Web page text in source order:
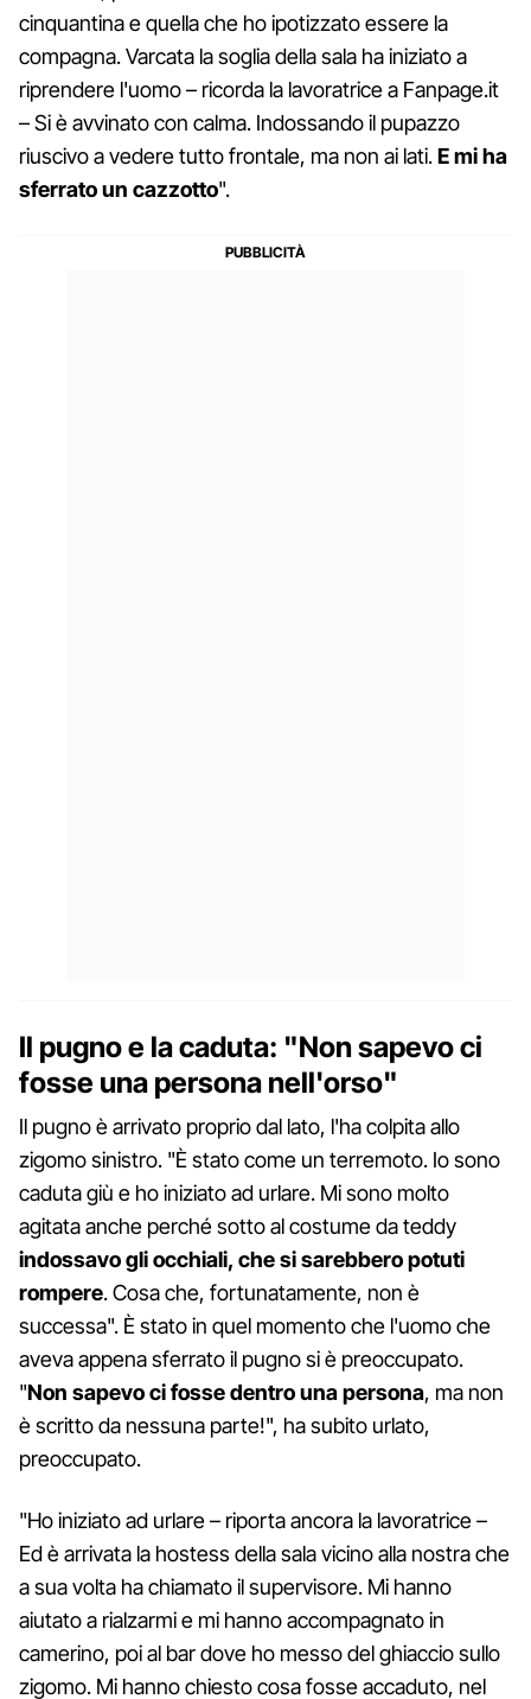
cinquantina e quella che ho ipotizzato essere la
compagna. Varcata la soglia della sala ha iniziato a
riprendere l'uomo – ricorda la lavoratrice a Fanpage.it
– Si è avvinato con calma. Indossando il pupazzo
riuscivo a vedere tutto frontale, ma non ai lati.E mi ha
sferrato un cazzotto".
Il pugno e la caduta: "Non sapevo ci
fosse una persona nell'orso"
Il pugno è arrivato proprio dal lato, l'ha colpita allo
zigomo sinistro. "È stato come un terremoto. Io sono
caduta giù e ho iniziato ad urlare. Mi sono molto
agitata anche perché sotto al costume da teddy
indossavo gli occhiali, che si sarebbero potuti
rompere. Cosa che, fortunatamente, non è
successa". È stato in quel momento che l'uomo che
aveva appena sferrato il pugno si è preoccupato.
"Non sapevo ci fosse dentro una persona, ma non
è scritto da nessuna parte!", ha subito urlato,
preoccupato.
"Ho iniziato ad urlare – riporta ancora la lavoratrice –
Ed è arrivata la hostess della sala vicino alla nostra che
a sua volta ha chiamato il supervisore. Mi hanno
aiutato a rialzarmi e mi hanno accompagnato in
camerino, poi al bar dove ho messo del ghiaccio sullo
zigomo. Mi hanno chiesto cosa fosse accaduto, nel